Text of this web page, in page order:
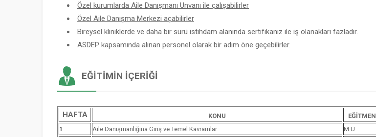
Özel kurumlarda Aile Danışmanı Unvanı ile çalışabilirler
Özel Aile Danışma Merkezi açabilirler
Bireysel kliniklerde ve daha bir sürü istihdam alanında sertifikanız ile iş olanakları fazladır.
ASDEP kapsamında alınan personel olarak bir adım öne geçebilirler.
EĞITIMIN İÇERIĞI
HAFTA KONU EĞİTMEN
1 Aile Danışmanlığına Giriş ve Temel Kavramlar M.U